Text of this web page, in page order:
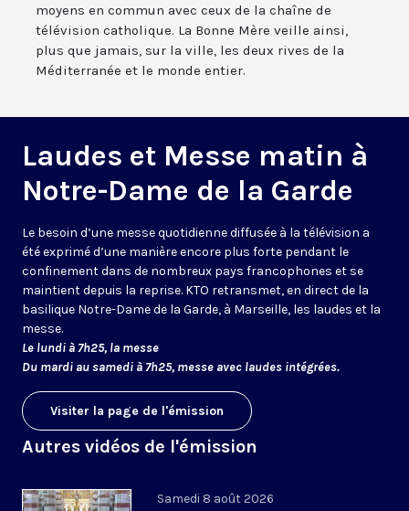
moyens en commun avec ceux de la chaîne de
télévision catholique. La Bonne Mère veille ainsi,
plus que jamais, sur la ville, les deux rives de la
Méditerranée et le monde entier.
Laudes et Messe matin à
Notre-Dame de la Garde
Le besoin d’une messe quotidienne diffusée à la télévision a
été exprimé d’une manière encore plus forte pendant le
confinement dans de nombreux pays francophones et se
maintient depuis la reprise. KTO retransmet, en direct de la
basilique Notre-Dame de la Garde, à Marseille, les laudes et la
messe.
Le lundi à 7h25, la messe
Du mardi au samedi à 7h25, messe avec laudes intégrées.
Visiter la page de l'émission
Autres vidéos de l'émission
Samedi 8 août 2026